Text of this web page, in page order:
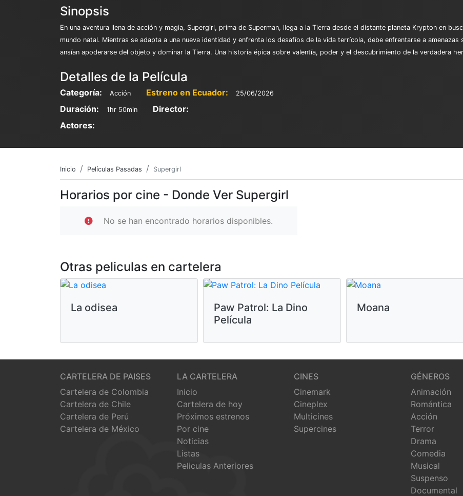
Sinopsis
En una aventura llena de acción y magia, Supergirl, prima de Superman, llega a la Tierra desde el distante planeta Krypton en
mundo natal. Mientras se adapta a una nueva identidad y enfrenta los desafíos de la vida terrícola, debe enfrentarse a
ansían apoderarse del objeto y dominar la Tierra. Una historia épica sobre valentía, poder y el descubrimiento de la verdadera
Detalles de la Película
Categoría: Acción Estreno en Ecuador: 25/06/2026
Duración: 1hr 50min
Director:
Actores:
Inicio Películas Pasadas Supergirl
Horarios por cine - Donde Ver Supergirl
No se han encontrado horarios disponibles.
Otras peliculas en cartelera
La odisea
Paw Patrol: La Dino
Película
Moana
CARTELERA DE PAISES
Cartelera de Colombia
Cartelera de Chile
Cartelera de Perú
Cartelera de México
LA CARTELERA
Inicio
Cartelera de hoy
Próximos estrenos
Por cine
Noticias
Listas
Peliculas Anteriores
CINES
Cinemark
Cineplex
Multicines
Supercines
GÉNEROS
Animación
Romántica
Acción
Terror
Drama
Comedia
Musical
Suspenso
Documental